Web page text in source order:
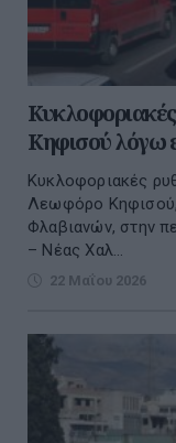
Κηφισού λόγω
Kυκλοφοριακές
Λεωφόρο
Φλαβιανών, στην
– Νέας Χαλ...
22 Μαΐου 2026